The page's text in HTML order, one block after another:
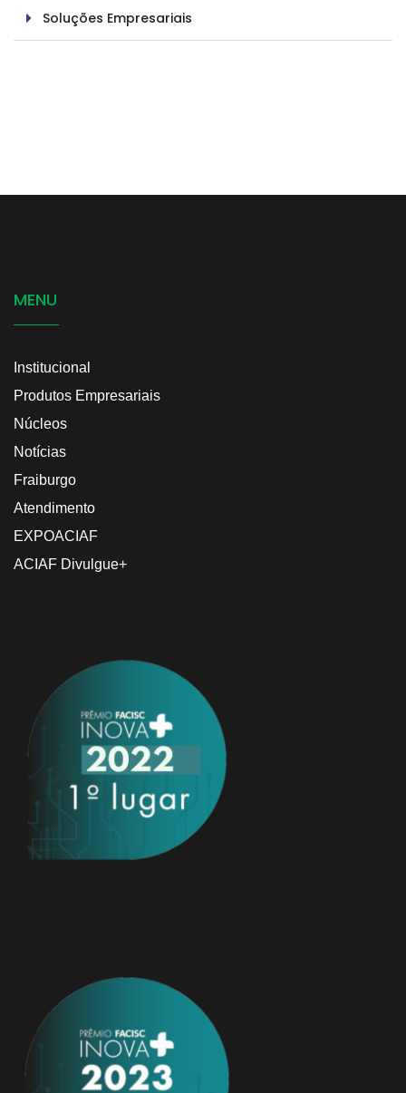
Soluções Empresariais
MENU
Institucional
Produtos Empresariais
Núcleos
Notícias
Fraiburgo
Atendimento
EXPOACIAF
ACIAF Divulgue+